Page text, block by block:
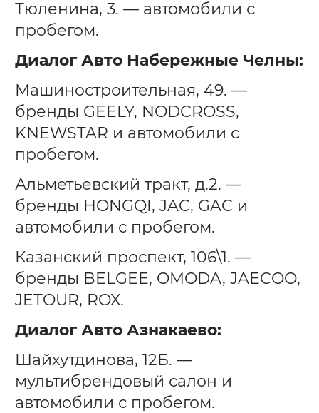
Тюленина, 3. — автомобили с
пробегом.
Диалог Авто Набережные Челны:
Машиностроительная, 49. —
бренды GEELY, NODCROSS,
KNEWSTAR и автомобили с
пробегом.
Альметьевский тракт, д.2. —
бренды HONGQI, JAC, GAC и
автомобили с пробегом.
Казанский проспект, 106\1. —
бренды BELGEE, OMODA, JAECOO,
JETOUR, ROX.
Диалог Авто Азнакаево:
Шайхутдинова, 12Б. —
мультибрендовый салон и
автомобили с пробегом.